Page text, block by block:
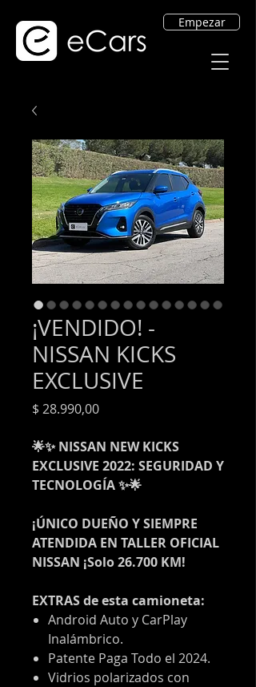
Empezar
¡VENDIDO! -
NISSAN KICKS
EXCLUSIVE
$ 28.990,00Precio
🌟✨ NISSAN NEW KICKS
EXCLUSIVE 2022: SEGURIDAD Y
TECNOLOGÍA ✨🌟
¡ÚNICO DUEÑO Y SIEMPRE
ATENDIDA EN TALLER OFICIAL
NISSAN ¡Solo 26.700 KM!
EXTRAS de esta camioneta:
Android Auto y CarPlay
Inalámbrico.
Patente Paga Todo el 2024.
Vidrios polarizados con